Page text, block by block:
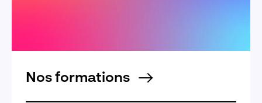
Nos formations